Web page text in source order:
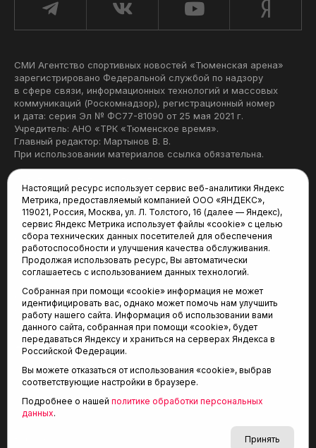
СМИ Агентство спортивных новостей «Тюменская арена»
зарегистрировано Федеральной службой по надзору
в сфере связи, информационных технологий и массовых
коммуникаций (Роскомнадзор), регистрационный номер
и дата: серия Эл № ФС77-81090 от 25 мая 2021 г.
Учредитель: АНО «ТРК «Тюменское время».
Главный редактор: Мартынов В. В.
При использовании материалов ссылка обязательна.
Редакция:
625035, Тюмень, пр. Геологоразведчиков, 28А
(3452) 68-22-28
tum-arena@mail.ru
Отдел продаж:
(3452) 68-89-78
kotovaev@sibinformburo.ru
© 2001-2026 Агентство спортивных новостей
Настоящий ресурс использует сервис веб-аналитики Яндекс
Метрика, предоставляемый компанией ООО «ЯНДЕКС»,
119021, Россия, Москва, ул. Л. Толстого, 16 (далее — Яндекс),
сервис Яндекс Метрика использует файлы «cookie» с целью
сбора технических данных посетителей для обеспечения
работоспособности и улучшения качества обслуживания.
Продолжая использовать ресурс, Вы автоматически
соглашаетесь с использованием данных технологий.
Собранная при помощи «cookie» информация не может
идентифицировать вас, однако может помочь нам улучшить
работу нашего сайта. Информация об использовании вами
данного сайта, собранная при помощи «cookie», будет
передаваться Яндексу и храниться на серверах Яндекса в
Российской Федерации.
Вы можете отказаться от использования «cookie», выбрав
соответствующие настройки в браузере.
Подробнее о нашей политике обработки персональных
данных.
Принять